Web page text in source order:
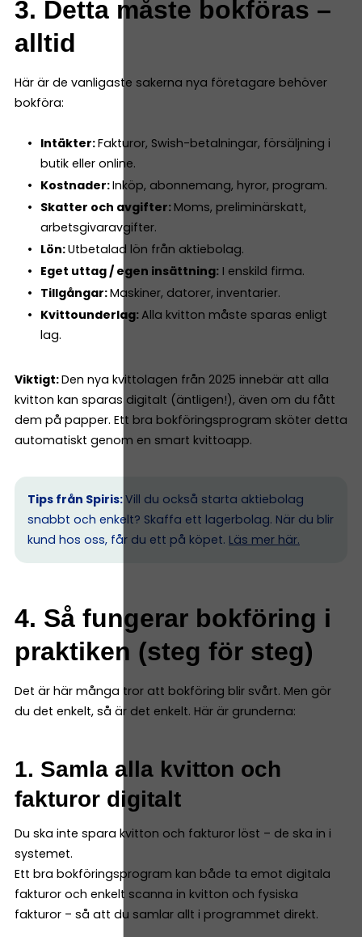
3. Detta måste bokföras –
alltid
Här är de vanligaste sakerna nya företagare behöver
bokföra:
Intäkter:Fakturor, Swish-betalningar, försäljning i
butik eller online.
Kostnader:Inköp, abonnemang, hyror, program.
Skatter och avgifter: Moms, preliminärskatt,
arbetsgivaravgifter.
Lön:Utbetalad lön från aktiebolag.
Eget uttag / egen insättning:I enskild firma.
Tillgångar:Maskiner, datorer, inventarier.
Kvittounderlag:Alla kvitton måste sparas enligt
lag.
Viktigt:Den nya kvittolagen från 2025 innebär att alla
kvitton kan sparas digitalt (äntligen!), även om du fått
dem på papper. Ett bra bokföringsprogram sköter detta
automatiskt genom en smart kvittoapp.
Tips från Spiris:Vill du också starta aktiebolag
snabbt och enkelt? Skaffa ett lagerbolag. När du blir
kund hos oss, får du ett på köpet. Läs mer här.
4. Så fungerar bokföring i
praktiken (steg för steg)
Det är här många tror att bokföring blir svårt. Men gör
du det enkelt, så är det enkelt. Här är grunderna:
1. Samla alla kvitton och
fakturor digitalt
Du ska inte spara kvitton och fakturor löst – de ska in i
systemet.
Ett bra bokföringsprogram kan både ta emot digitala
fakturor och enkelt scanna in kvitton och fysiska
fakturor – så att du samlar allt i programmet direkt.